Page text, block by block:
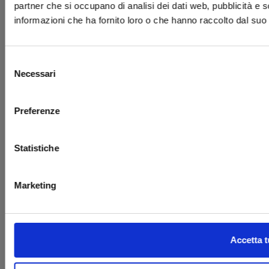
partner che si occupano di analisi dei dati web, pubblicità e
informazioni che ha fornito loro o che hanno raccolto dal
delNecessari
Preferenze
Statistiche
Marketing
Accetta
IL COVO DEL NERD
VIA DEI CELESTINI
TANKOBON
DECIMO PIANETA
IL NERDOZIO
VIA LUIGI